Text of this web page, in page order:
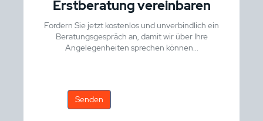
Erstberatung vereinbaren
Fordern Sie jetzt kostenlos und unverbindlich ein
Beratungsgespräch an, damit wir über Ihre
Angelegenheiten sprechen können...
Senden